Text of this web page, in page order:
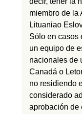
miembro de la
Lituaniao
Sólo en casos
un equipo de
nacionales de
Canadá o
no residiendo
considerado
aprobación de